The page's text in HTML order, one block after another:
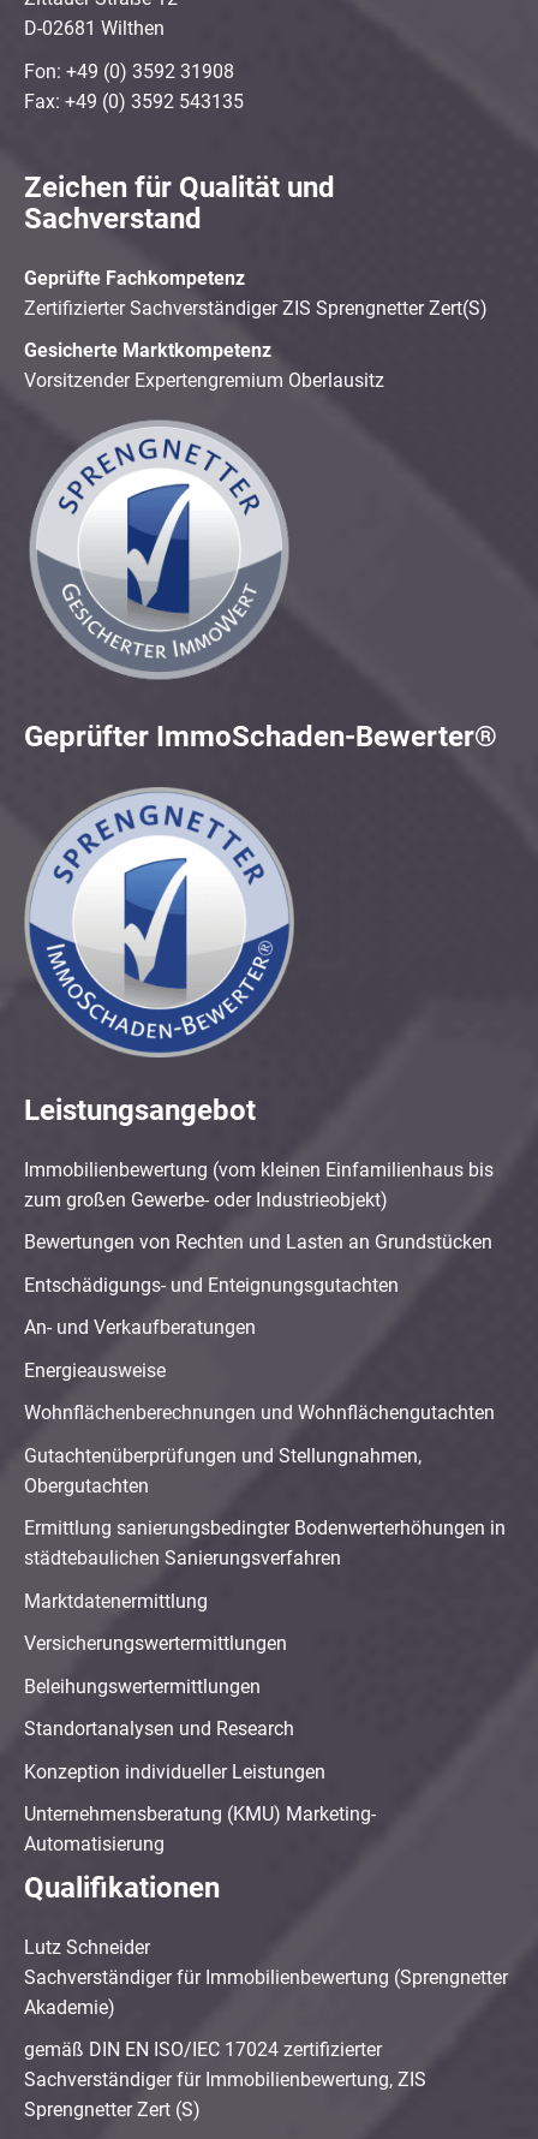
D-02681 Wilthen
Fon: +49 (0) 3592 31908
Fax: +49 (0) 3592 543135
Zeichen für Qualität und
Sachverstand
Geprüfte Fachkompetenz
Zertifizierter Sachverständiger ZIS Sprengnetter Zert(S)
Gesicherte Marktkompetenz
Vorsitzender Expertengremium Oberlausitz
Geprüfter ImmoSchaden-Bewerter®
Leistungsangebot
Immobilienbewertung (vom kleinen Einfamilienhaus bis
zum großen Gewerbe- oder Industrieobjekt)
Bewertungen von Rechten und Lasten an Grundstücken
Entschädigungs- und Enteignungsgutachten
An- und Verkaufberatungen
Energieausweise
Wohnflächenberechnungen und Wohnflächengutachten
Gutachtenüberprüfungen und Stellungnahmen,
Obergutachten
Ermittlung sanierungsbedingter Bodenwerterhöhungen in
städtebaulichen Sanierungsverfahren
Marktdatenermittlung
Versicherungswertermittlungen
Beleihungswertermittlungen
Standortanalysen und Research
Konzeption individueller Leistungen
Unternehmensberatung (KMU) Marketing-
Automatisierung
Qualifikationen
Lutz Schneider
Sachverständiger für Immobilienbewertung (Sprengnetter
Akademie)
gemäß DIN EN ISO/IEC 17024 zertifizierter
Sachverständiger für Immobilienbewertung, ZIS
Sprengnetter Zert (S)